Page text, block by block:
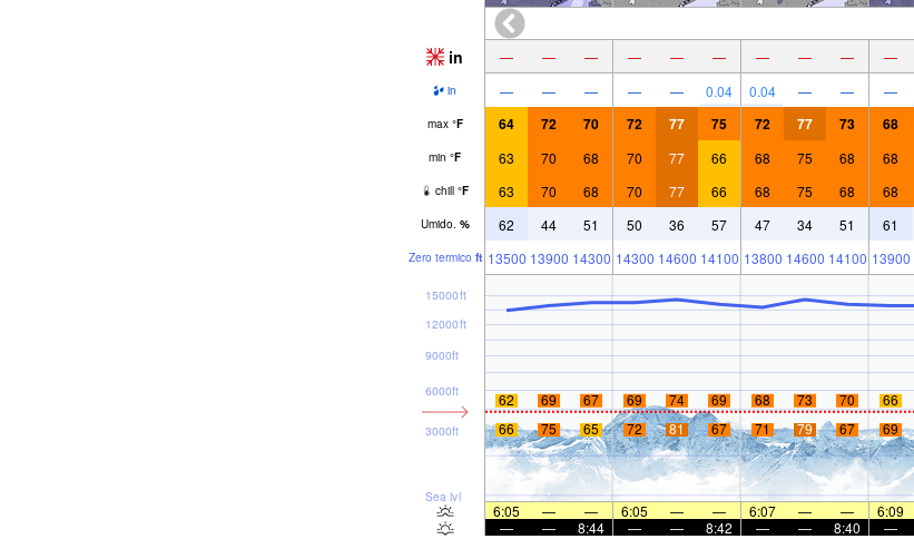
in — — — — — — — — — —
in — — — — — 0.04 0.04 — — —
max °F 64 72 70 72 77 75 72 77 73 68
min °F 63 70 68 70 77 66 68 75 68 68
chill °F 63 70 68 70 77 66 68 75 68 68
Umido. % 62 44 51 50 36 57 47 34 51 61
Zero termico ft 13500 13900 14300 14300 14600 14100 13800 14600 14100 13900
Sea lvl
3000ft
6000ft
9000ft
12000ft
15000ft
62 69 67 69 74 69 68 73 70 66
66
75 65 72 81 67 71 79 67 69
6:05 — — 6:05 — — 6:07 — — 6:09
—
— 8:44 — — 8:42 — — 8:40 —